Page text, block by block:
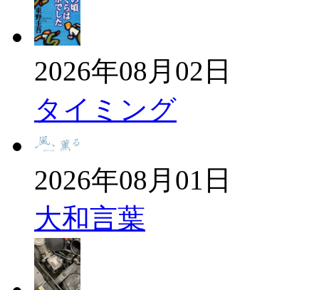
2026年08月02日
タイミング
2026年08月01日
大和言葉